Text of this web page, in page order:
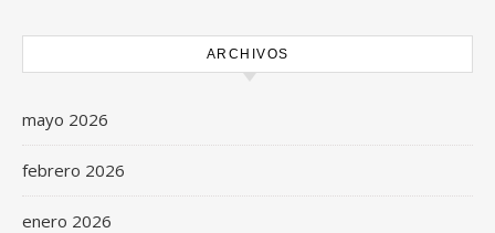
ARCHIVOS
mayo 2026
febrero 2026
enero 2026